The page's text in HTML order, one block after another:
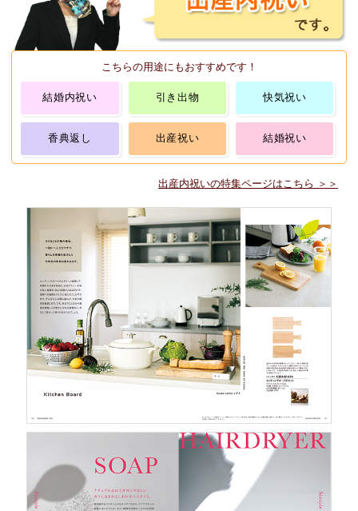
こちらの用途にもおすすめです！
結婚内祝い 引き出物 快気祝い
香典返し 出産祝い 結婚祝い
出産内祝いの特集ページはこちら ＞＞